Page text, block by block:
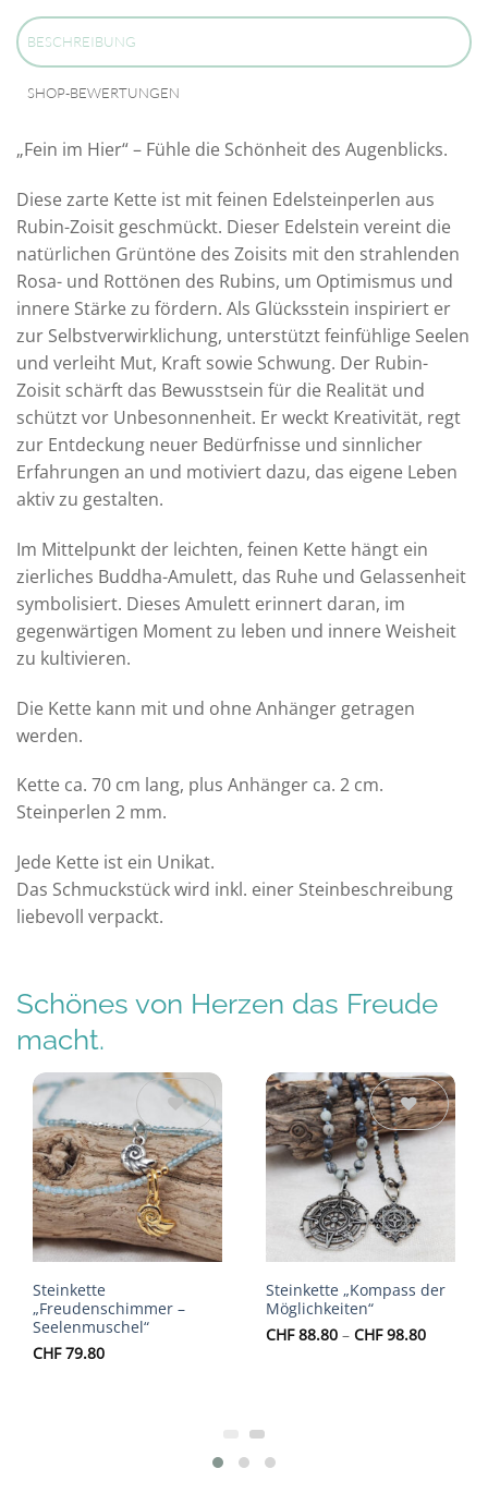
BESCHREIBUNG
SHOP-BEWERTUNGEN
„Fein im Hier“ – Fühle die Schönheit des Augenblicks.
Diese zarte Kette ist mit feinen Edelsteinperlen aus
Rubin-Zoisit geschmückt. Dieser Edelstein vereint die
natürlichen Grüntöne des Zoisits mit den strahlenden
Rosa- und Rottönen des Rubins, um Optimismus und
innere Stärke zu fördern. Als Glücksstein inspiriert er
zur Selbstverwirklichung, unterstützt feinfühlige Seelen
und verleiht Mut, Kraft sowie Schwung. Der Rubin-
Zoisit schärft das Bewusstsein für die Realität und
schützt vor Unbesonnenheit. Er weckt Kreativität, regt
zur Entdeckung neuer Bedürfnisse und sinnlicher
Erfahrungen an und motiviert dazu, das eigene Leben
aktiv zu gestalten.
Im Mittelpunkt der leichten, feinen Kette hängt ein
zierliches Buddha-Amulett, das Ruhe und Gelassenheit
symbolisiert. Dieses Amulett erinnert daran, im
gegenwärtigen Moment zu leben und innere Weisheit
zu kultivieren.
Die Kette kann mit und ohne Anhänger getragen
werden.
Kette ca. 70 cm lang, plus Anhänger ca. 2 cm.
Steinperlen 2 mm.
Jede Kette ist ein Unikat.
Das Schmuckstück wird inkl. einer Steinbeschreibung
liebevoll verpackt.
Schönes von Herzen das Freude
macht.
Auf die
Wunschliste
Steinkette
„Freudenschimmer –
Seelenmuschel“
CHF79.80
Auf die
Wunschliste
Steinkette „Kompass der
Möglichkeiten“
CHF88.80 – CHF98.80